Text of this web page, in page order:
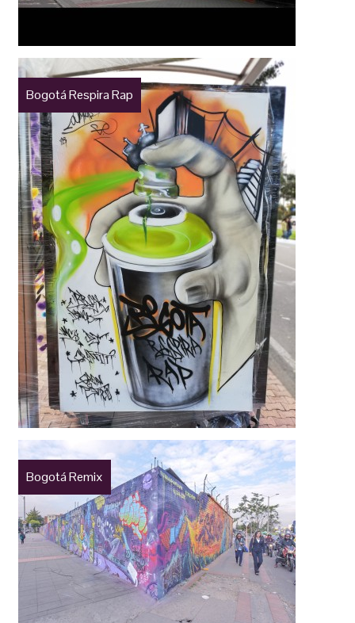
Bogotá Respira Rap
Bogotá Remix